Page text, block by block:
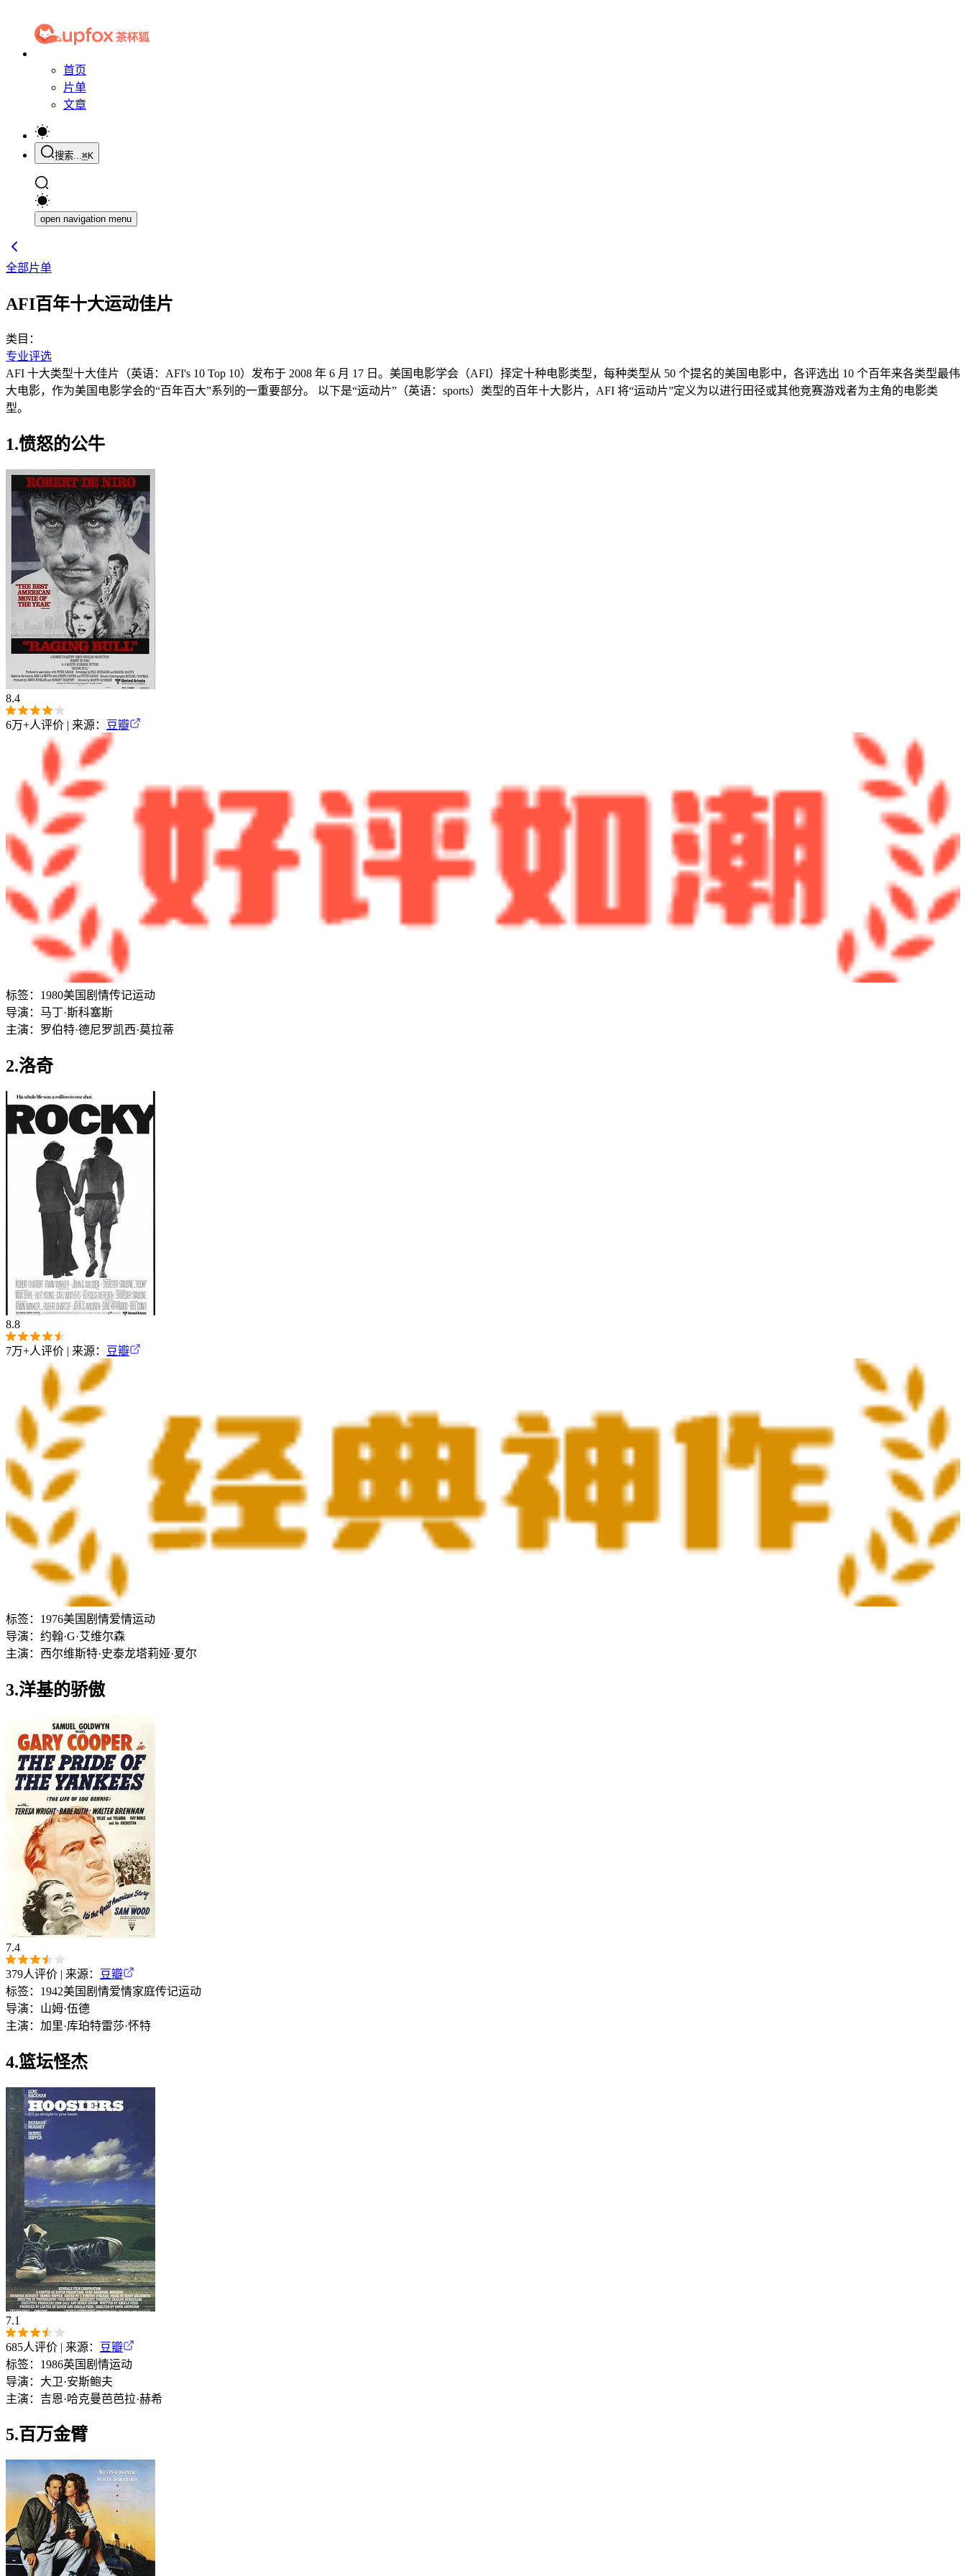
首页
片单
文章
搜索...⌘K
open navigation menu
全部片单
AFI百年十大运动佳片
类目：
专业评选
AFI 十大类型十大佳片（英语：AFI's 10 Top 10）发布于 2008 年 6 月 17 日。美国电影学会（AFI）择定十种电影类型，每种类型从 50 个提名的美国电影中，各评选出 10 个百年来各类型最伟
大电影，作为美国电影学会的“百年百大”系列的一重要部分。 以下是“运动片”（英语：sports）类型的百年十大影片，AFI 将“运动片”定义为以进行田径或其他竞赛游戏者为主角的电影类
型。
1.愤怒的公牛
8.4
6万+人评价 | 来源： 豆瓣
标签： 1980美国 剧情传记运动
导演： 马丁·斯科塞斯
主演： 罗伯特·德尼罗凯西·莫拉蒂
2.洛奇
8.8
7万+人评价 | 来源： 豆瓣
标签： 1976美国 剧情爱情运动
导演： 约翰·G·艾维尔森
主演： 西尔维斯特·史泰龙塔莉娅·夏尔
3.洋基的骄傲
7.4
379人评价 | 来源：
豆瓣
标签： 1942美国 剧情爱情家庭传记运动
导演： 山姆·伍德
主演： 加里·库珀特雷莎·怀特
4.篮坛怪杰
7.1
685人评价 | 来源：
豆瓣
标签： 1986英国 剧情运动
导演： 大卫·安斯鲍夫
主演： 吉恩·哈克曼芭芭拉·赫希
5.百万金臂